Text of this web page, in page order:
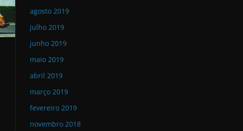
agosto 2019
julho 2019
junho 2019
maio 2019
abril 2019
março 2019
fevereiro 2019
novembro 2018